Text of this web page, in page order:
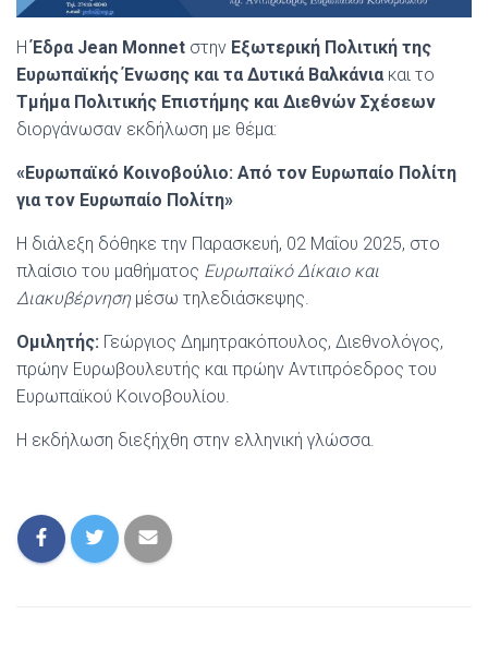
ΗΈδρα Jean Monnet στην Εξωτερική Πολιτική της
Ευρωπαϊκής Ένωσης και τα Δυτικά Βαλκάνια και το
Τμήμα Πολιτικής Επιστήμης και Διεθνών Σχέσεων
διοργάνωσαν εκδήλωση με θέμα:
«Ευρωπαϊκό Κοινοβούλιο: Από τον Ευρωπαίο Πολίτη
για τον Ευρωπαίο Πολίτη»
Η διάλεξη δόθηκε την Παρασκευή, 02 Μαΐου 2025, στο
πλαίσιο του μαθήματος Ευρωπαϊκό Δίκαιο και
Διακυβέρνησημέσω τηλεδιάσκεψης.
Ομιλητής: Γεώργιος Δημητρακόπουλος, Διεθνολόγος,
πρώην Ευρωβουλευτής και πρώην Αντιπρόεδρος του
Ευρωπαϊκού Κοινοβουλίου.
Η εκδήλωση διεξήχθη στην ελληνική γλώσσα.